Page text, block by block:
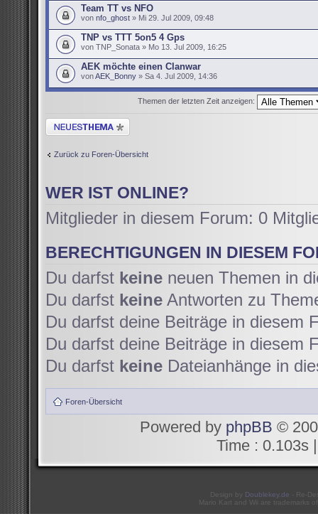
Team TT vs NFO
von nfo_ghost » Mi 29. Jul 2009, 09:48
TNP vs TTT 5on5 4 Gps
von TNP_Sonata » Mo 13. Jul 2009, 16:25
AEK möchte einen Clanwar
vonAEK_Bonny » Sa 4. Jul 2009, 14:36
Themen der letzten Zeit anzeigen:
Neues Thema erstellen
Zurück zu Foren-Übersicht
WER IST ONLINE?
Mitglieder in diesem Forum: 0
BERECHTIGUNGEN IN DIESEM
Du darfst keine neuen Themen in
Du darfst keine Antworten zu
Du darfst deine Beiträge in diesem
Du darfst deine Beiträge in diesem
Du darfst keine Dateianhänge in
Foren-Übersicht
Powered by phpBB ©
Time : 0.103s
Design by Doublekey.de - Re-
Mario Kart and Wii are trademarks